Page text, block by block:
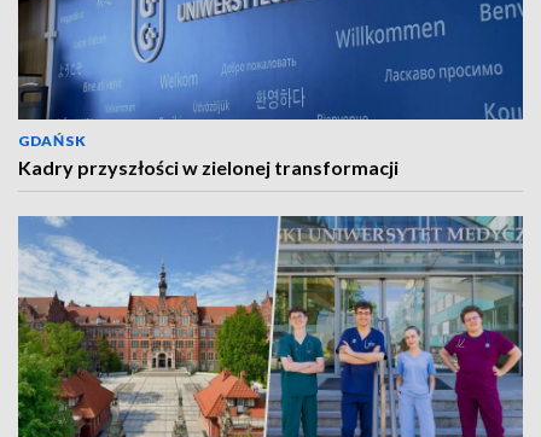
GDAŃSK
Kadry przyszłości w zielonej transformacji